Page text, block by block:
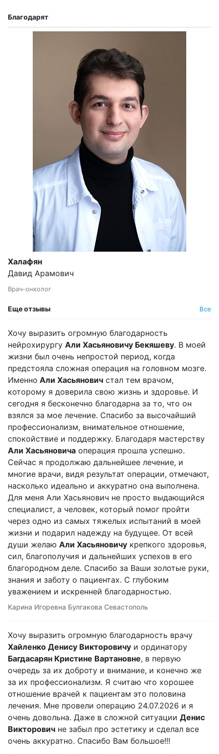
Благодарят
Халафян
Давид Арамович
Врач-онколог
Еще отзывы Все
Хочу выразить огромную благодарность
нейрохирургу Али Хасьяновичу Бекяшеву. В моей
жизни был очень непростой период, когда
предстояла сложная операция на головном мозге.
Именно Али Хасьянович стал тем врачом,
которому я доверила свою жизнь и здоровье. И
сегодня я бесконечно благодарна за то, что он
взялся за мое лечение. Спасибо за высочайший
профессионализм, внимательное отношение,
спокойствие и поддержку. Благодаря мастерству
Али Хасьяновича операция прошла успешно.
Сейчас я продолжаю дальнейшее лечение, и
многие врачи, видя результат операции, отмечают,
насколько идеально и аккуратно она выполнена.
Для меня Али Хасьянович не просто выдающийся
специалист, а человек, который помог пройти
через одно из самых тяжелых испытаний в моей
жизни и подарил надежду на будущее. От всей
души желаю Али Хасьяновичу крепкого здоровья,
сил, благополучия и дальнейших успехов в его
благородном деле. Спасибо за Ваши золотые руки,
знания и заботу о пациентах. С глубоким
уважением и искренней благодарностью.
Карина Игоревна Булгакова Севастополь
Хочу выразить огромную благодарность врачу
Хайленко Денису Викторовичу и ординатору
Багдасарян Кристине Вартановне, в первую
очередь за их доброту и внимание, и конечно же
за их профессионализм. Я считаю что хорошее
отношение врачей к пациентам это половина
лечения. Мне провели операцию 24.07.2026 и я
очень довольна. Даже в сложной ситуации Денис
Викторович не забыл про эстетику и сделал все
очень аккуратно. Спасибо Вам большое!!!